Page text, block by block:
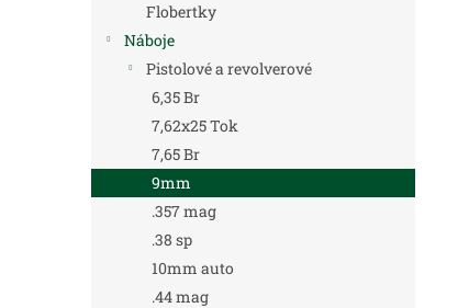
Flobertky
Náboje
Pistolové a revolverové
6,35 Br
7,62x25 Tok
7,65 Br
9mm
.357 mag
.38 sp
10mm auto
.44 mag